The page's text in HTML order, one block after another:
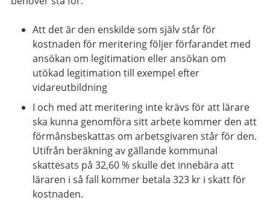
Att det är den enskilde som själv står för
kostnaden för meritering följer förfarandet med
ansökan om legitimation eller ansökan om
utökad legitimation till exempel efter
vidareutbildning
I och med att meritering inte krävs för att lärare
ska kunna genomföra sitt arbete kommer den att
förmånsbeskattas om arbetsgivaren står för den.
Utifrån beräkning av gällande kommunal
skattesats på 32,60 % skulle det innebära att
läraren i så fall kommer betala 323 kr i skatt för
kostnaden.